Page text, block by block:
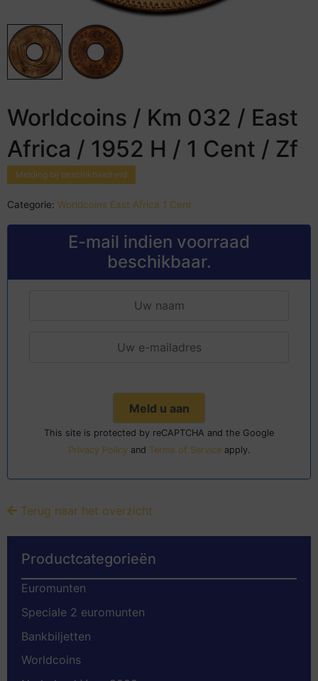
Worldcoins / Km 032 / East
Africa / 1952 H / 1 Cent / Zf
Melding bij beschikbaarheid
Categorie: Worldcoins East Africa 1 Cent
E-mail indien voorraad
beschikbaar.
This site is protected by reCAPTCHA and the Google
Privacy Policy and Terms of Service apply.
Terug naar het overzicht
Productcategorieën
Euromunten
Speciale 2 euromunten
Bankbiljetten
Worldcoins